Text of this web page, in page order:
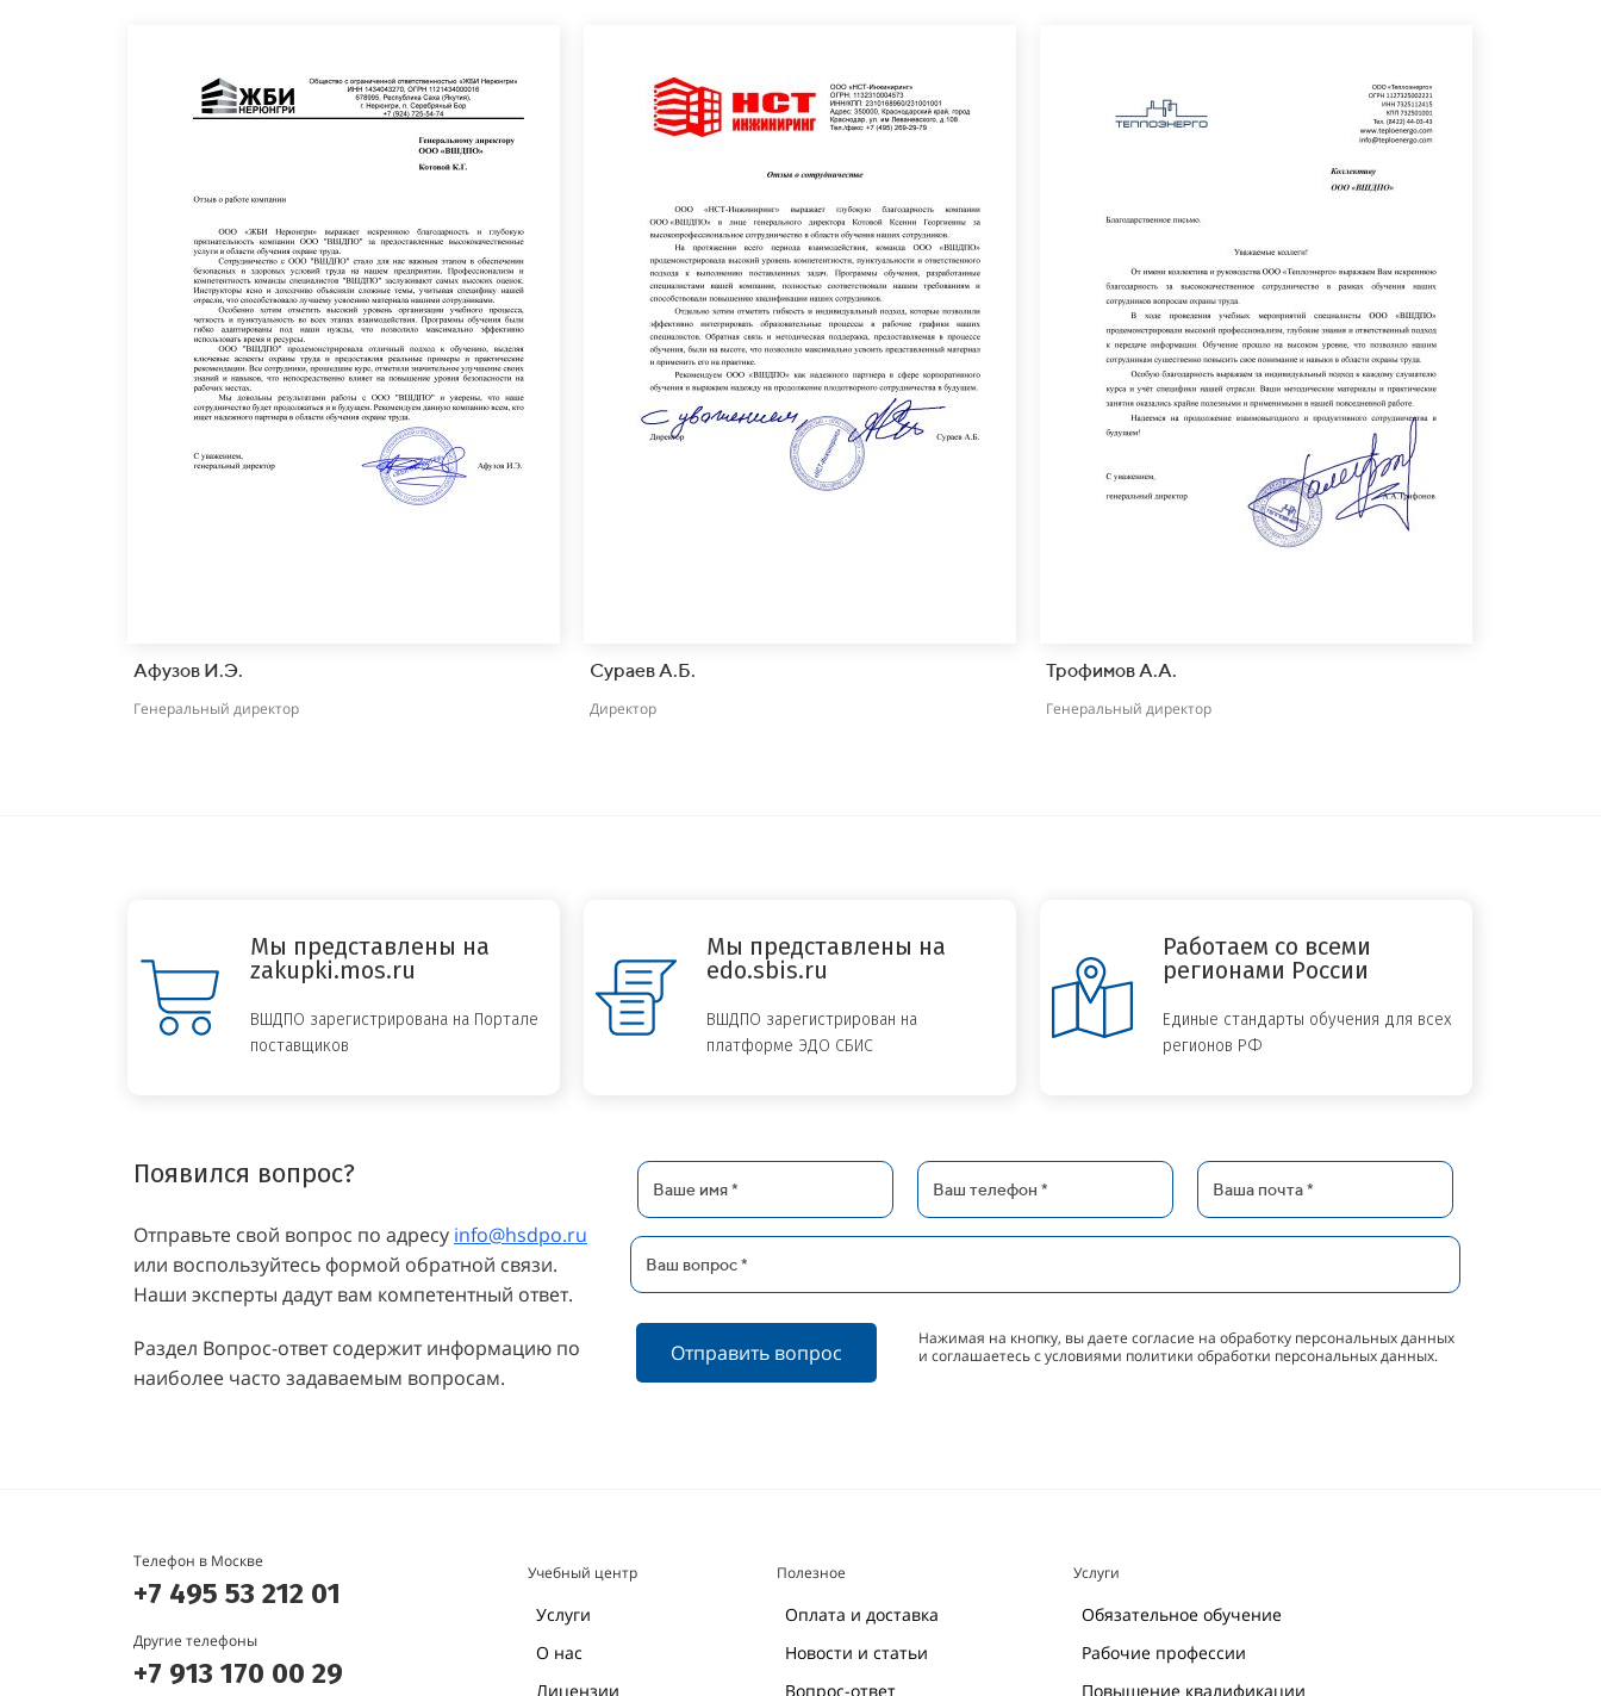
Афузов И.Э.
Генеральный директор
Сураев А.Б.
Директор
Трофимов А.А.
Генеральный директор
Мы представлены на
zakupki.mos.ru
ВШДПО зарегистрирована на Портале
поставщиков
Мы представлены на
edo.sbis.ru
ВШДПО зарегистрирован на
платформе ЭДО СБИС
Работаем со всеми
регионами России
Единые стандарты обучения для всех
регионов РФ
Появился вопрос?
Отправьте свой вопрос по адресу info@hsdpo.ru
или воспользуйтесь формой обратной связи.
Наши эксперты дадут вам компетентный ответ.
Раздел Вопрос-ответ содержит информацию по
наиболее часто задаваемым вопросам.
Отправить вопрос
Нажимая на кнопку, вы даете согласие на обработку персональных данных
и соглашаетесь с условиями политики обработки персональных данных.
Телефон в Москве
+7 495 53 212 01
Другие телефоны
+7 913 170 00 29
Учебный центр
Услуги
О нас
Лицензии
Полезное
Оплата и доставка
Новости и статьи
Вопрос-ответ
Услуги
Обязательное обучение
Рабочие профессии
Повышение квалификации